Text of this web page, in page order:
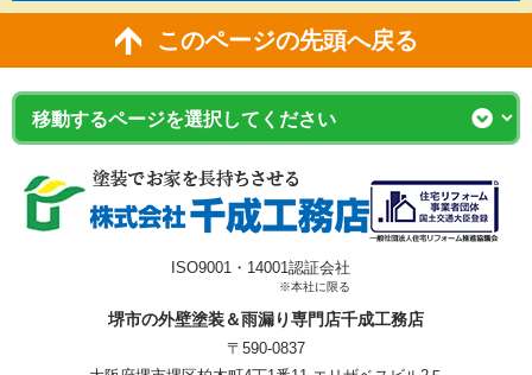
このページの先頭へ戻る
ISO9001・14001認証会社
※本社に限る
堺市の外壁塗装＆雨漏り専門店千成工務店
〒590-0837